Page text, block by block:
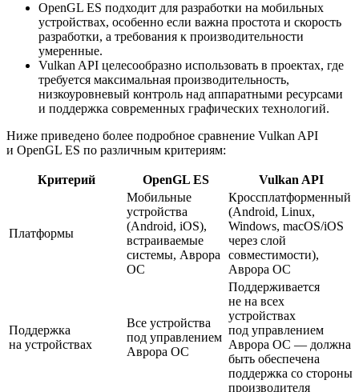
OpenGL ES подходит для разработки на мобильных
устройствах, особенно если важна простота и скорость
разработки, а требования к производительности
умеренные.
Vulkan API целесообразно использовать в проектах, где
требуется максимальная производительность,
низкоуровневый контроль над аппаратными ресурсами
и поддержка современных графических технологий.
Ниже приведено более подробное сравнение Vulkan API
и OpenGL ES по различным критериям:
Критерий OpenGL ES Vulkan API
Платформы
Мобильные
устройства
(Android, iOS),
встраиваемые
системы, Аврора
ОС
Кроссплатформенный
(Android, Linux,
Windows, macOS/iOS
через слой
совместимости),
Аврора ОС
Поддержка
на устройствах
Все устройства
под управлением
Аврора ОС
Поддерживается
не на всех
устройствах
под управлением
Аврора ОС — должна
быть обеспечена
поддержка со стороны
производителя